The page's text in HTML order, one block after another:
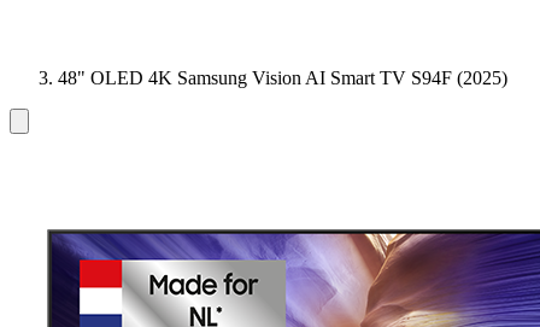
48" OLED 4K Samsung Vision AI Smart TV S94F (2025)